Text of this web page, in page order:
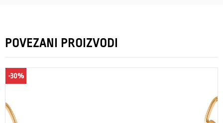
POVEZANI PROIZVODI
-30%